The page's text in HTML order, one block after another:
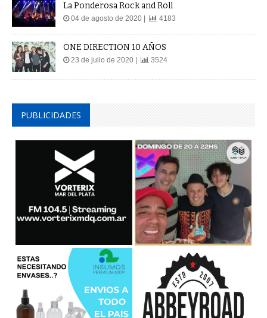
La Ponderosa Rock and Roll
04 de agosto de 2020 | 4183
ONE DIRECTION 10 AÑOS
23 de julio de 2020 | 3524
PUBLICIDADES